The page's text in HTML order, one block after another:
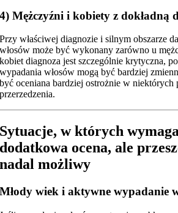
4) Mężczyźni i kobiety z dokładną
Przy właściwej diagnozie i silnym obszarze
włosów może być wykonany zarówno u
kobiet diagnoza jest szczególnie krytyczna,
wypadania włosów mogą być bardziej
być oceniana bardziej ostrożnie w niektórych
przerzedzenia.
Sytuacje, w których
dodatkowa ocena, ale
nadal możliwy
Młody wiek i aktywne wypadanie